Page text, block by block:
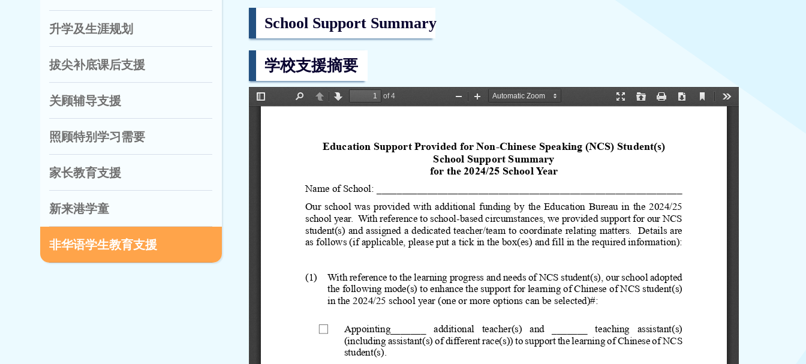
升学及生涯规划
拔尖补底课后支援
关顾辅导支援
照顾特别学习需要
家长教育支援
新来港学童
非华语学生教育支援
School Support Summary
学校支援摘要